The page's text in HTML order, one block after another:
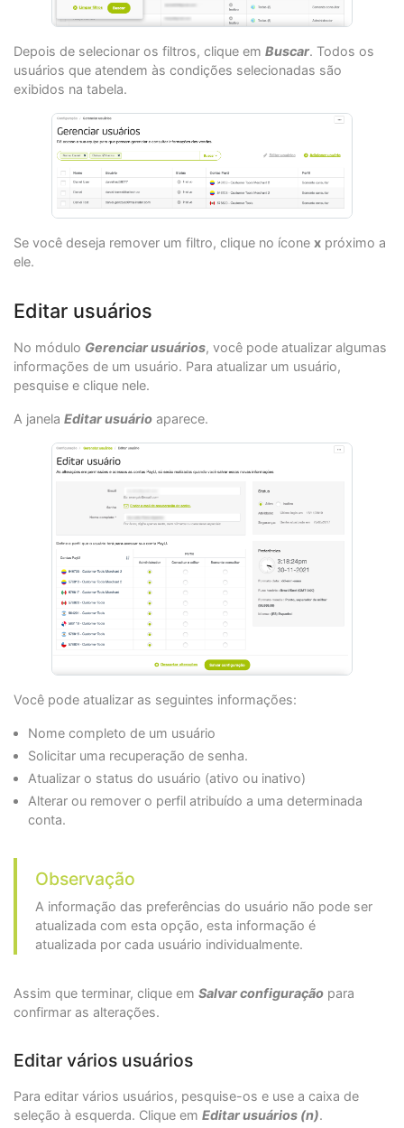
Depois de selecionar os filtros, clique em Buscar. Todos os
usuários que atendem às condições selecionadas são
exibidos na tabela.
Se você deseja remover um filtro, clique no ícone x próximo a
ele.
Editar usuários
No módulo Gerenciar usuários, você pode atualizar algumas
informações de um usuário. Para atualizar um usuário,
pesquise e clique nele.
A janela Editar usuário aparece.
Você pode atualizar as seguintes informações:
Nome completo de um usuário
Solicitar uma recuperação de senha.
Atualizar o status do usuário (ativo ou inativo)
Alterar ou remover o perfil atribuído a uma determinada
conta.
Observação
A informação das preferências do usuário não pode ser
atualizada com esta opção, esta informação é
atualizada por cada usuário individualmente.
Assim que terminar, clique em Salvar configuração para
confirmar as alterações.
Editar vários usuários
Para editar vários usuários, pesquise-os e use a caixa de
seleção à esquerda. Clique em Editar usuários (n).